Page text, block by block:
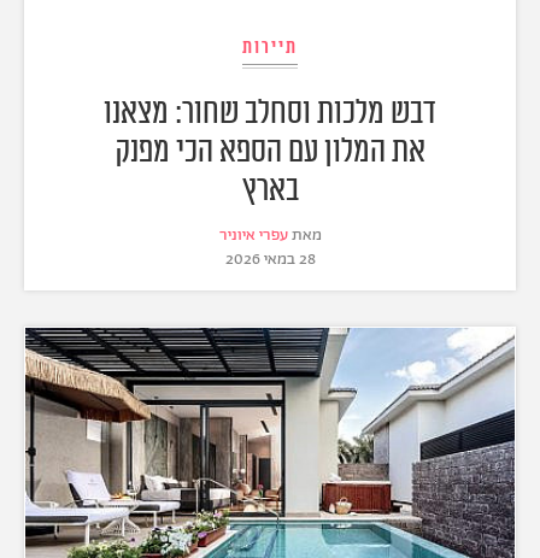
תיירות
דבש מלכות וסחלב שחור: מצאנו
את המלון עם הספא הכי מפנק
בארץ
מאתעפרי איוניר
28 במאי 2026